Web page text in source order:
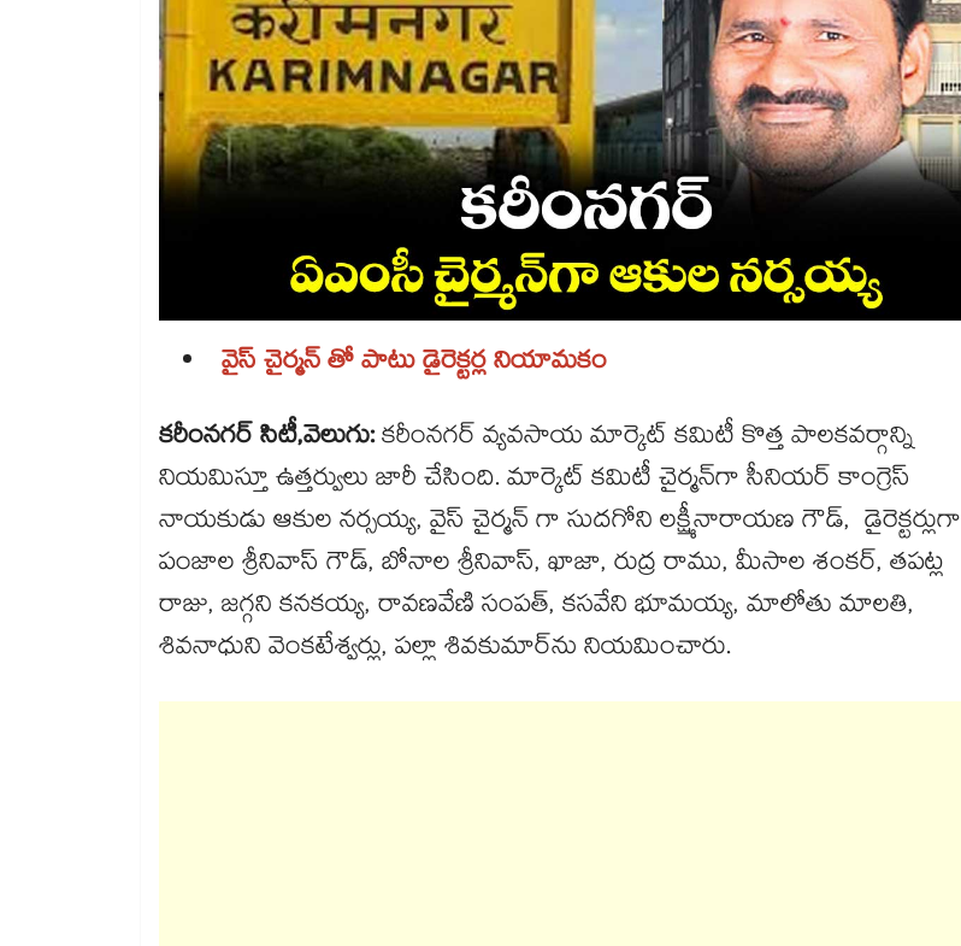
వైస్ చైర్మన్ తో పాటు డైరెక్టర్ల నియామకం
కరీంనగర్ సిటీ,వెలుగు:కరీంనగర్ వ్యవసాయ మార్కెట్ కమిటీ కొత్త పాలకవర్గాన్ని
నియమిస్తూ ఉత్తర్వులు జారీ చేసింది. మార్కెట్ కమిటీ చైర్మన్‌‌‌‌‌‌‌‌గా సీనియర్ కాంగ్రెస్
నాయకుడు ఆకుల నర్సయ్య, వైస్ చైర్మన్ గా సుదగోని లక్ష్మీనారాయణ గౌడ్, డైరెక్టర్లుగా
పంజాల శ్రీనివాస్ గౌడ్, బోనాల శ్రీనివాస్, ఖాజా, రుద్ర రాము, మీసాల శంకర్, తపట్ల
రాజు, జగ్గని కనకయ్య, రావణవేణి సంపత్, కసవేని భూమయ్య, మాలోతు మాలతి,
శివనాధుని వెంకటేశ్వర్లు, పల్లా శివకుమార్‌‌‌‌‌‌‌‌ను నియమించారు.